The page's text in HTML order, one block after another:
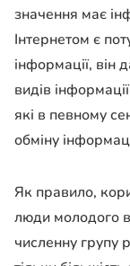
значення має
Інтернетом є
інформації, він
видів
які в певному
обміну
Як правило,
люди молодого
численну групу